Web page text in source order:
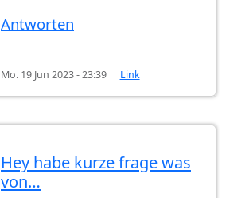
Antworten
Mo. 19 Jun 2023 - 23:39 Link
Hey habe kurze frage was
von…